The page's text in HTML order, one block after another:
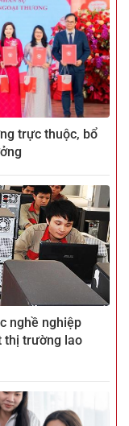
trực thuộc, bổ
nghề nghiệp
thị trường lao